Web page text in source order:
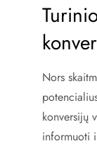
Nors
konversijų
informuoti